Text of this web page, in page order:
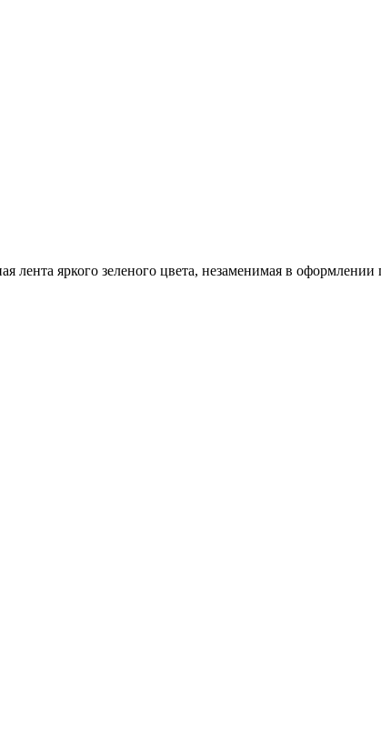
яркого зеленого цвета, незаменимая в оформлении